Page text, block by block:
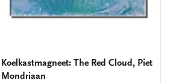
Koelkastmagneet: The Red Cloud, Piet
Mondriaan